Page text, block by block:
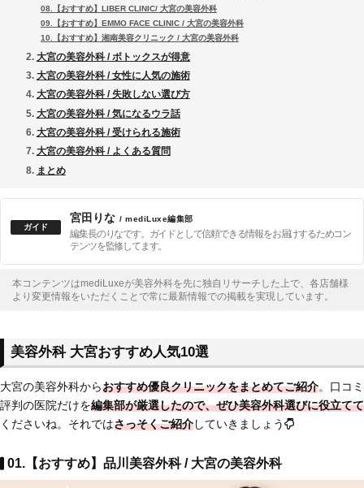
08.【おすすめ】LIBER CLINIC/ 大宮の美容外科
09.【おすすめ】EMMO FACE CLINIC / 大宮の美容外科
10.【おすすめ】湘南美容クリニック / 大宮の美容外科
大宮の美容外科 / ボトックスが得意
大宮の美容外科 / 女性に人気の施術
大宮の美容外科 / 失敗しない選び方
大宮の美容外科 / 気になるウラ話
大宮の美容外科 / 受けられる施術
大宮の美容外科 / よくある質問
まとめ
宮田りな / mediLuxe編集部
編集長のりなです。ガイドとして信頼できる情報をお届けするためコン
テンツを監修してます。
本コンテンツはmediLuxeが美容外科を先に独自リサーチした上で、各店舗様
より変更情報をいただくことで常に最新情報での掲載を実現しています。
美容外科 大宮おすすめ人気10選
大宮の美容外科からおすすめ優良クリニックをまとめてご紹介。口コミ
評判の医院だけを編集部が厳選したので、ぜひ美容外科選びに役立てて
くださいね。それではさっそくご紹介していきましょう
01.【おすすめ】品川美容外科 / 大宮の美容外科